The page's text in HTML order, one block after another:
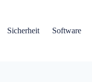
Sicherheit Software